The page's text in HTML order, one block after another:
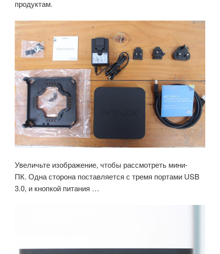
продуктам.
Увеличьте изображение, чтобы рассмотреть мини-
ПК. Одна сторона поставляется с тремя портами USB
3.0, и кнопкой питания …